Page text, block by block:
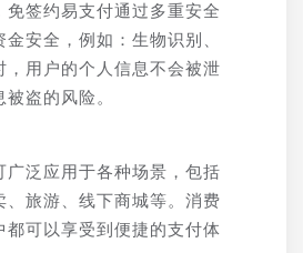
免签约易支付通过多重安全
安全，例如：生物识别、
，用户的个人信息不会被泄
盗的风险。
广泛应用于各种场景，包括
、旅游、线下商城等。消费
都可以享受到便捷的支付体